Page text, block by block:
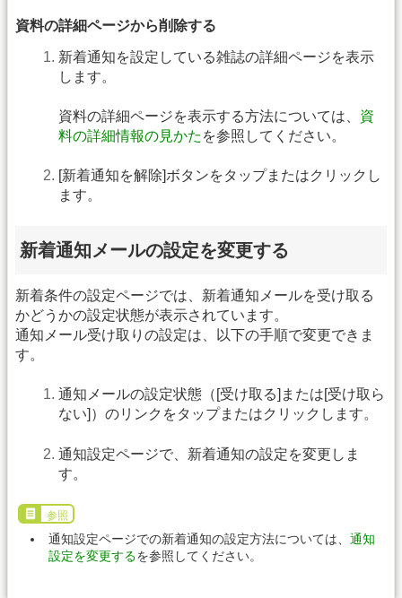
資料の詳細ページから削除する
新着通知を設定している雑誌の詳細ページを表示
します。
資料の詳細ページを表示する方法については、 資
料の詳細情報の見かた を参照してください。
[新着通知を解除]ボタンをタップまたはクリックし
ます。
新着通知メールの設定を変更する
新着条件の設定ページでは、新着通知メールを受け取る
かどうかの設定状態が表示されています。
通知メール受け取りの設定は、以下の手順で変更できま
す。
通知メールの設定状態（[受け取る]または[受け取ら
ない]）のリンクをタップまたはクリックします。
通知設定ページで、新着通知の設定を変更しま
す。
参照
通知設定ページでの新着通知の設定方法については、 通知
設定を変更するを参照してください。